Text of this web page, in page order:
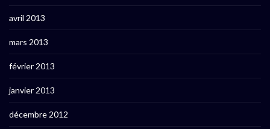
avril 2013
mars 2013
février 2013
janvier 2013
décembre 2012